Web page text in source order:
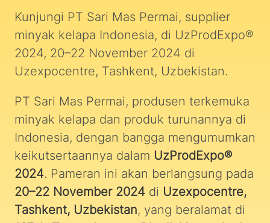
Kunjungi PT Sari Mas Permai, supplier
minyak kelapa Indonesia, di UzProdExpo®
2024, 20–22 November 2024 di
Uzexpocentre, Tashkent, Uzbekistan.
PT Sari Mas Permai, produsen terkemuka
minyak kelapa dan produk turunannya di
Indonesia, dengan bangga mengumumkan
keikutsertaannya dalam UzProdExpo®
2024. Pameran ini akan berlangsung pada
20–22 November 2024 di Uzexpocentre,
Tashkent, Uzbekistan, yang beralamat di